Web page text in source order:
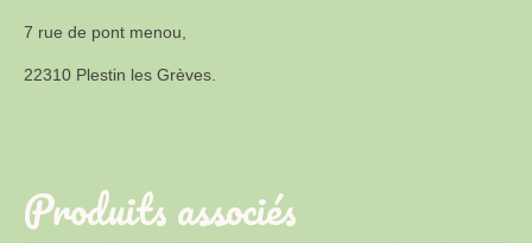
7 rue de pont menou,
22310 Plestin les Grèves.
Produits associés